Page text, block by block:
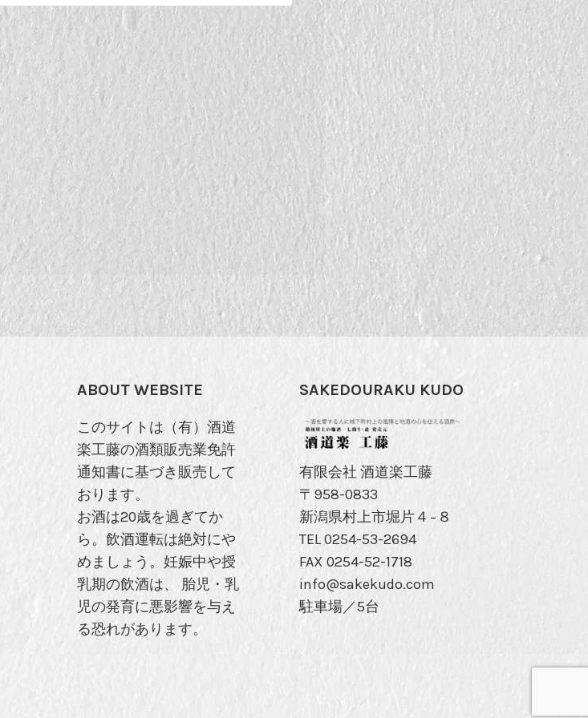
ABOUT WEBSITE
このサイトは（有）酒道
楽工藤の酒類販売業免許
通知書に基づき販売して
おります。
お酒は20歳を過ぎてか
ら。飲酒運転は絶対にや
めましょう。妊娠中や授
乳期の飲酒は、 胎児・乳
児の発育に悪影響を与え
る恐れがあります。
SAKEDOURAKU KUDO
有限会社 酒道楽工藤
〒958-0833
新潟県村上市堀片４−８
TEL 0254-53-2694
FAX 0254-52-1718
info@sakekudo.com
駐車場／5台